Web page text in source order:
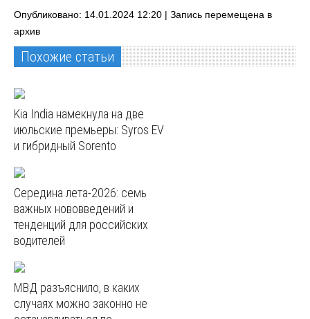
Опубликовано: 14.01.2024 12:20 | Запись перемещена в
архив
Похожие статьи
Kia India намекнула на две
июльские премьеры: Syros EV
и гибридный Sorento
Середина лета-2026: семь
важных нововведений и
тенденций для российских
водителей
МВД разъяснило, в каких
случаях можно законно не